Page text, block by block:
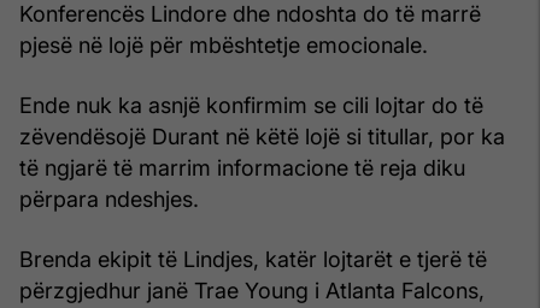
Konferencës Lindore dhe ndoshta do të marrë
pjesë në lojë për mbështetje emocionale.
Ende nuk ka asnjë konfirmim se cili lojtar do të
zëvendësojë Durant në këtë lojë si titullar, por ka
të ngjarë të marrim informacione të reja diku
përpara ndeshjes.
Brenda ekipit të Lindjes, katër lojtarët e tjerë të
përzgjedhur janë Trae Young i Atlanta Falcons,